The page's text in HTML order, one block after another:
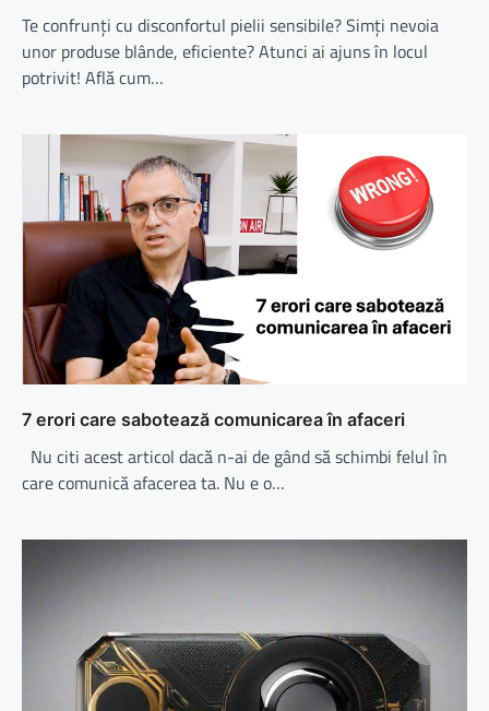
Te confrunți cu disconfortul pielii sensibile? Simți nevoia
unor produse blânde, eficiente? Atunci ai ajuns în locul
potrivit! Află cum…
7 erori care sabotează comunicarea în afaceri
Nu citi acest articol dacă n-ai de gând să schimbi felul în
care comunică afacerea ta. Nu e o…